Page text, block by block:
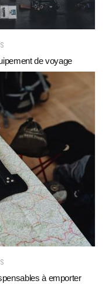
de voyage
à emporter